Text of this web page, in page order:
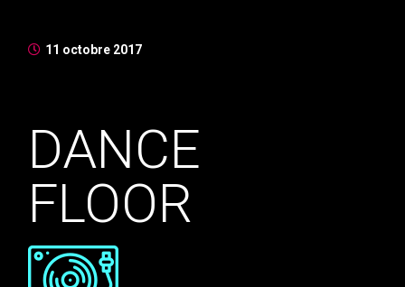
11 octobre 2017
DANCE
FLOOR